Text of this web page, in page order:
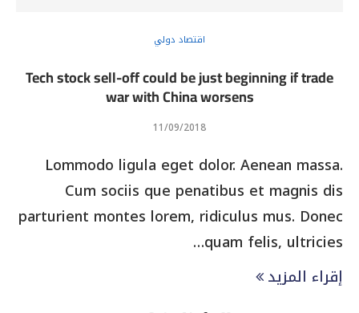
اقتصاد دولي
Tech stock sell-off could be just beginning if trade
war with China worsens
11/09/2018
Lommodo ligula eget dolor. Aenean massa.
Cum sociis que penatibus et magnis dis
parturient montes lorem, ridiculus mus. Donec
quam felis, ultricies…
إقراء المزيد